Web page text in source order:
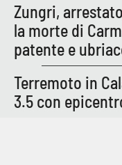
Zungri,
la morte di
patente e
Terremoto in
3.5 con